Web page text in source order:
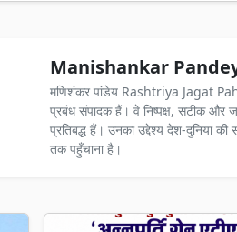
Manishankar
मणिशंकर पांडेय Rashtriya Jagat
प्रबंध संपादक हैं। वे निष्पक्ष, सटीक और
प्रतिबद्ध हैं। उनका उद्देश्य देश-दुनिया
तक पहुँचाना है।